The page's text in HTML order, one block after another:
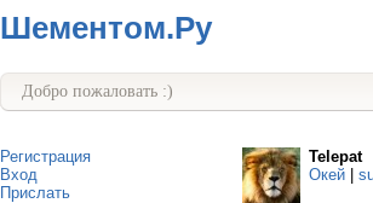
Шементом.Ру
Добро пожаловать :)
Регистрация
Вход
Прислать
Telepat
Окей